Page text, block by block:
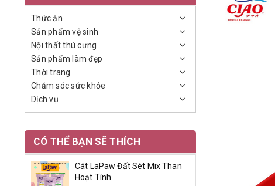
Thức ăn
Sản phẩm vệ sinh
Nội thất thú cưng
Sản phẩm làm đẹp
Thời trang
Chăm sóc sức khỏe
Dịch vụ
CÓ THỂ BẠN SẼ THÍCH
Cát LaPaw Đất Sét Mix Than
Hoạt Tính